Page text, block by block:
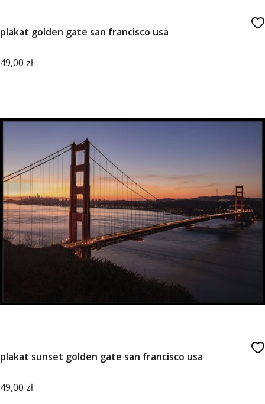
plakat golden gate san francisco usa
Cena
49,00 zł
plakat sunset golden gate san francisco usa
Cena
49,00 zł